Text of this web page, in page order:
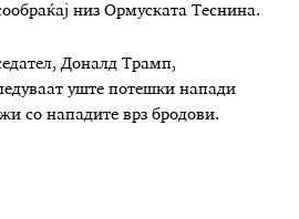
низ Ормуската Теснина.
Доналд Трамп,
уште потешки напади
со нападите врз бродови.